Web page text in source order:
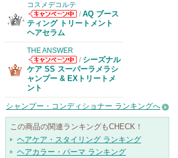
コスメデコルテ
コスメデコルテ
からのお知らせ
/ AQ ブース
ティング トリートメント
ヘアセラム
THE ANSWER
THE ANSWER
からのお知らせ
があります
/ シーズナル
ケア SS スーパーラメラシ
ャンプー & EXトリートメ
ント
シャンプー・コンディショナー ランキングへ
この商品の関連ランキングもCHECK！
ヘアケア・スタイリング ランキング
ヘアカラー・パーマ ランキング